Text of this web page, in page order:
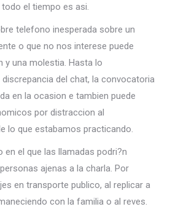
el tiempo es asi.
telefono inesperada sobre un
o que no nos interese puede
y una molestia. Hasta lo
del chat, la convocatoria
en la ocasion e tambien puede
por distraccion al
lo que estabamos practicando.
el que las llamadas podri?n
ajenas a la charla. Por
en transporte publico, al replicar a
con la familia o al reves.